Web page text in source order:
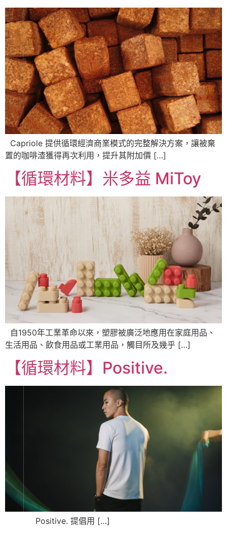
Capriole 提供循環經濟商業模式的完整解決方案，讓被棄
置的咖啡渣獲得再次利用，提升其附加價 […]
【循環材料】米多益 MiToy
自1950年工業革命以來，塑膠被廣泛地應用在家庭用品、
生活用品、飲食用品或工業用品，觸目所及幾乎 […]
【循環材料】Positive.
Positive. 提倡用 […]